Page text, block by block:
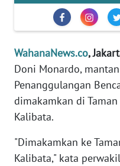
WahanaNews.co,
Doni Monardo,
Penanggulangan
dimakamkan di
Kalibata.
"Dimakamkan ke
Kalibata," kata
Informasi
INDEKS
BERITA
KONTAK
KAMI